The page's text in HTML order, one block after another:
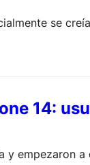
se
14:
y empezaron